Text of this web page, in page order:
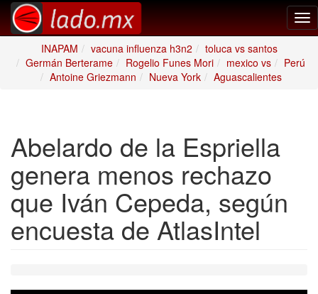
INAPAM
vacuna influenza h3n2
toluca vs santos
Germán Berterame
Rogelio Funes Mori mexico vs
Perú
Antoine Griezmann
Nueva York Aguascalientes
Abelardo de la Espriella
genera menos rechazo
que Iván Cepeda, según
encuesta de AtlasIntel